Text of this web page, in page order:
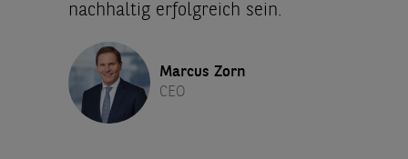
nachhaltig erfolgreich sein.
Marcus Zorn
CEO